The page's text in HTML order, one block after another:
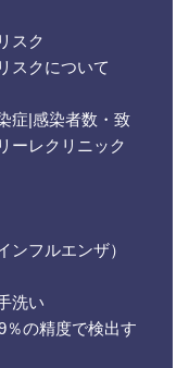
スク
スクについて
症|感染者数・致
ーレクリニック
ンフルエンザ）
洗い
％の精度で検出す